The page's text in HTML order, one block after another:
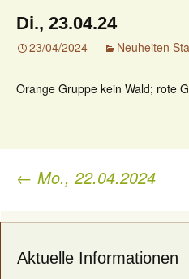
Di., 23.04.24
23/04/2024 Neuheiten
Orange Gruppe kein Wald; rote
Post
← Mo., 22.04.2024
Aktuelle Informationen